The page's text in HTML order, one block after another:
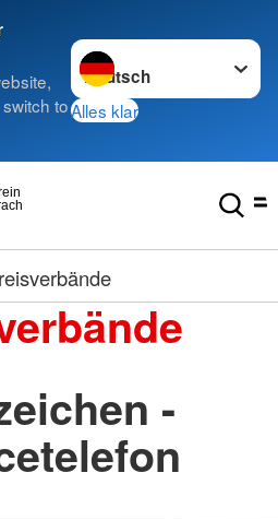
to
Sprache wechseln zu
Alles klar
-